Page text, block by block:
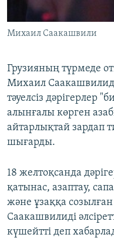
Басқа тілдерде
Михаил Саакашвили
Грузияның түрмеде
Михаил
тәуелсіз дәрігерлер
алынғалы көрген
айтарлықтай зардап
шығарды.
18 желтоқсанда
қатынас, азаптау,
және ұзаққа
Саакашвилиді
күшейтті деп